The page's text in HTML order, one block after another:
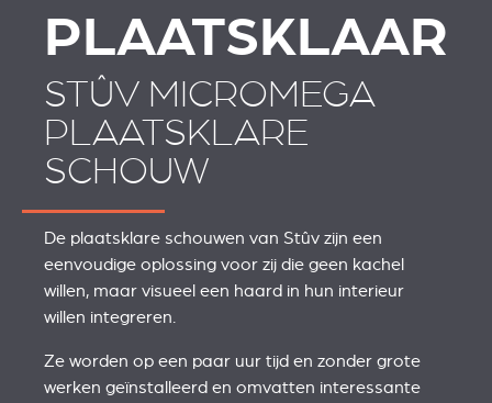
PLAATSKLAAR
STÛV MICROMEGA
PLAATSKLARE
SCHOUW
De plaatsklare schouwen van Stûv zijn een
eenvoudige oplossing voor zij die geen kachel
willen, maar visueel een haard in hun interieur
willen integreren.
Ze worden op een paar uur tijd en zonder grote
werken geïnstalleerd en omvatten interessante